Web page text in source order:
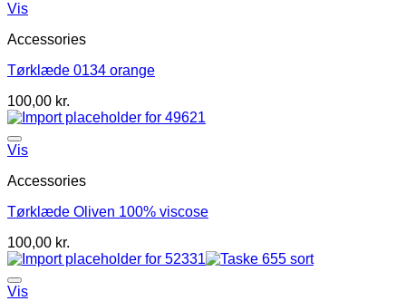
Vis
Accessories
Tørklæde 0134 orange
100,00 kr.
Vis
Accessories
Tørklæde Oliven 100% viscose
100,00 kr.
Vis